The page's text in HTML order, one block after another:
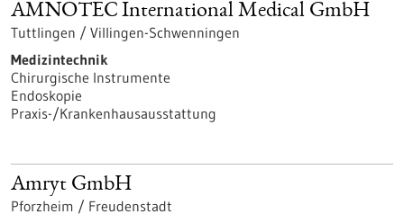
AMNOTEC International Medical GmbH
Tuttlingen / Villingen-Schwenningen
Medizintechnik
Chirurgische Instrumente
Endoskopie
Praxis-/Krankenhausausstattung
Amryt GmbH
Pforzheim / Freudenstadt